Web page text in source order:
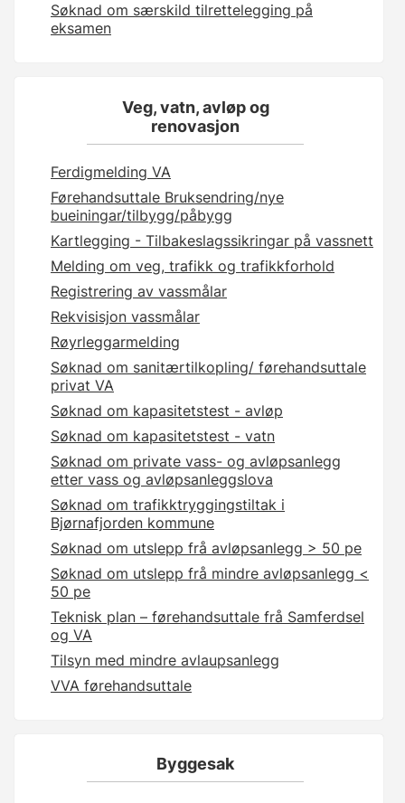
Søknad om særskild tilrettelegging på
eksamen
Veg, vatn, avløp og
renovasjon
Ferdigmelding VA
Førehandsuttale Bruksendring/nye
bueiningar/tilbygg/påbygg
Kartlegging - Tilbakeslagssikringar på vassnett
Melding om veg, trafikk og trafikkforhold
Registrering av vassmålar
Rekvisisjon vassmålar
Røyrleggarmelding
Søknad om sanitærtilkopling/ førehandsuttale
privat VA
Søknad om kapasitetstest - avløp
Søknad om kapasitetstest - vatn
Søknad om private vass- og avløpsanlegg
etter vass og avløpsanleggslova
Søknad om trafikktryggingstiltak i
Bjørnafjorden kommune
Søknad om utslepp frå avløpsanlegg > 50 pe
Søknad om utslepp frå mindre avløpsanlegg <
50 pe
Teknisk plan – førehandsuttale frå Samferdsel
og VA
Tilsyn med mindre avlaupsanlegg
VVA førehandsuttale
Byggesak